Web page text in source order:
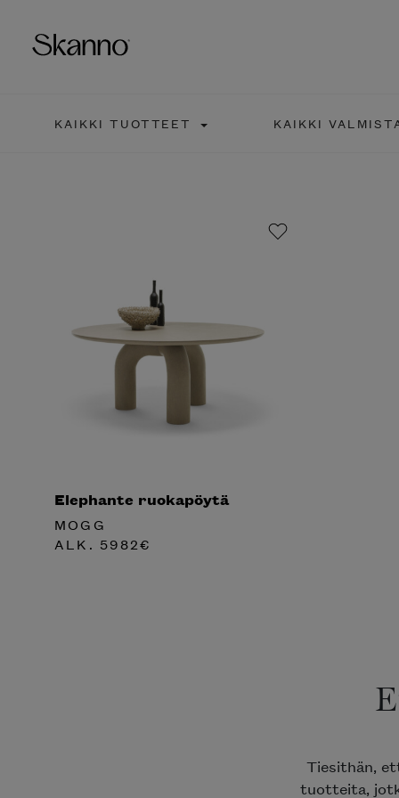
KAIKKI TUOTTEET KAIKKI
Elephante ruokapöytä
MOGG
ALK. 5982€
Tiesithän,
tuotteita,